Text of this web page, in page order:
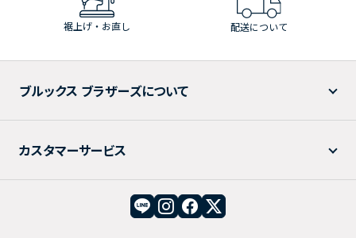
裾上げ・お直し 配送について
ブルックス ブラザーズについて
カスタマーサービス